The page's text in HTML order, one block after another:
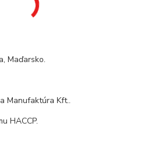
Maďarsko.
Manufaktúra Kft..
HACCP.